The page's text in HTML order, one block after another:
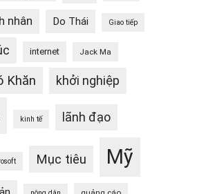
nhân Do Thái Giao tiếp
internet Jack Ma
Khăn khởi nghiệp
kinh tế lãnh đạo
Mục tiêu Mỹ